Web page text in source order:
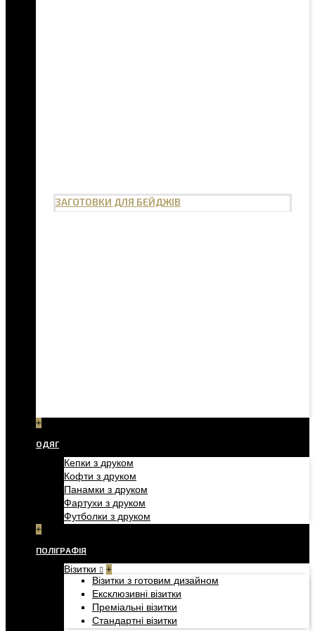
ЗАГОТОВКИ ДЛЯ БЕЙДЖІВ
+
ОДЯГ
Кепки з друком
Кофти з друком
Панамки з друком
Фартухи з друком
Футболки з друком
+
ПОЛІГРАФІЯ
Візитки +
Візитки з готовим дизайном
Ексклюзивні візитки
Преміальні візитки
Стандартні візитки